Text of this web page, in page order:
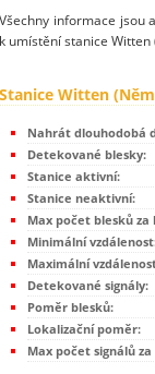
Všechny informace jsou
k umístění stanice Witten
Stanice Witten
Nahrát dlouhodobá
Detekované blesky:
Stanice aktivní:
Stanice neaktivní:
Max počet blesků za
Minimální
Maximální
Detekované signály:
Poměr blesků:
Lokalizační poměr:
Max počet signálů